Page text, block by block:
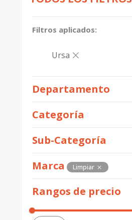
Ursa
Departamento
Categoría
Sub-Categoría
Marca Limpiar
Rangos de precio